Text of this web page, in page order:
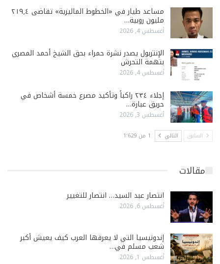
مساعد طيار في «الخطوط الماليزية» تقاضى ٢١٩٫٤
مليون روبية…
أغسطس 4, 2026
الإنتربول يصدر نشرة حمراء بحق الشيخ أحمد المصري
بتهمة التحرش
أغسطس 4, 2026
إجلاء ٢٣٤ راكباً وتأكيد مصرع خمسة أشخاص في
حريق عبارة…
أغسطس 3, 2026
السابق التالي 1 من 1٬629
مقالات
انتصار عبد السيد… انتصار للتغيير
أغسطس 6, 2026
إندونيسيا التي لا يعرفها العرب كيف يعيش أكبر
شعب مسلم في…
أغسطس 1, 2026